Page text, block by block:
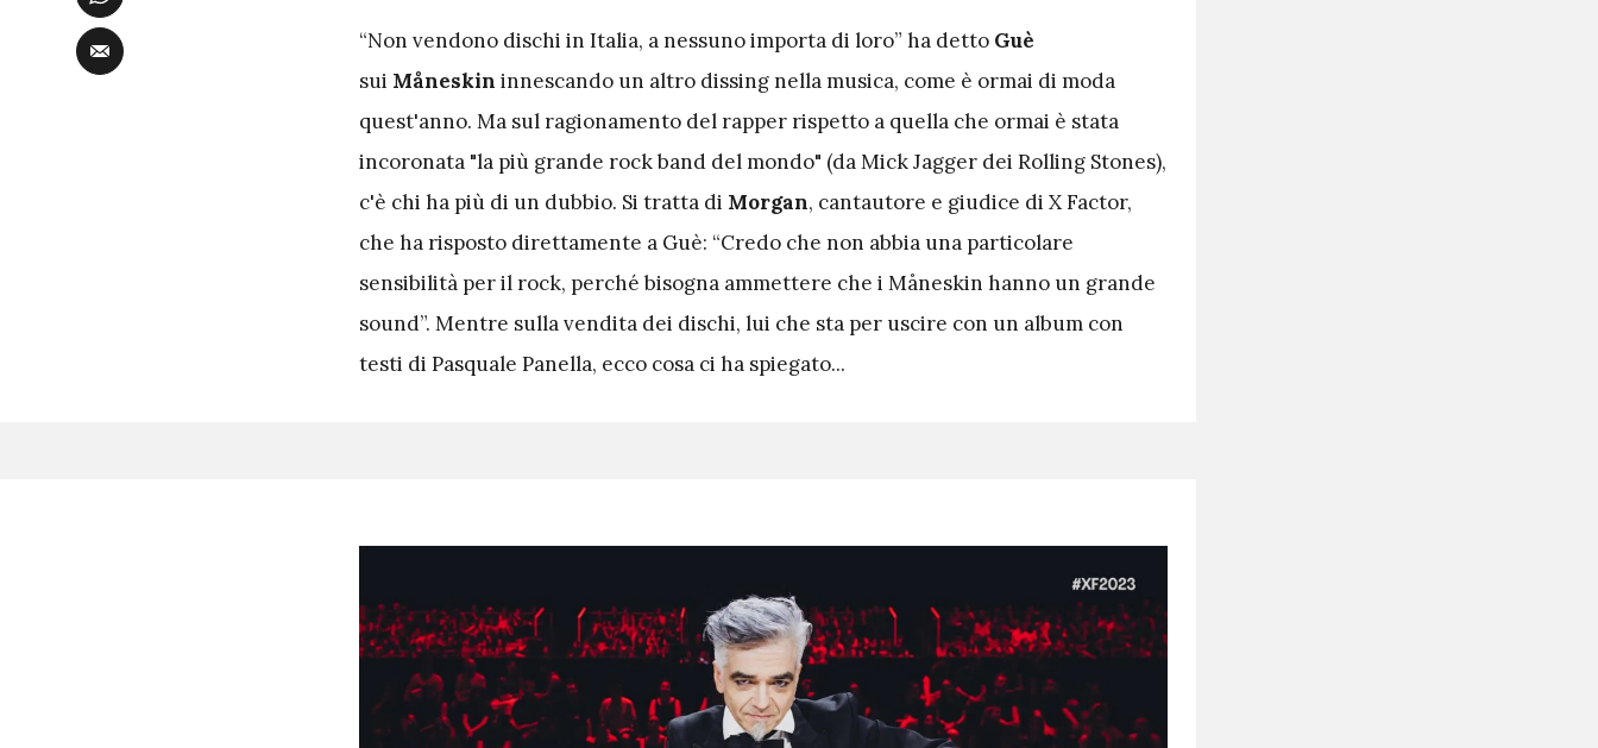
“Non vendono dischi in Italia, a nessuno importa di loro” ha detto Guè
sui Måneskin innescando un altro dissing nella musica, come è ormai di moda
quest'anno. Ma sul ragionamento del rapper rispetto a quella che ormai è stata
incoronata "la più grande rock band del mondo" (da Mick Jagger dei Rolling Stones),
c'è chi ha più di un dubbio. Si tratta di Morgan, cantautore e giudice di X Factor,
che ha risposto direttamente a Guè: “Credo che non abbia una particolare
sensibilità per il rock, perché bisogna ammettere che i Måneskin hanno un grande
sound”. Mentre sulla vendita dei dischi, lui che sta per uscire con un album con
testi di Pasquale Panella, ecco cosa ci ha spiegato...